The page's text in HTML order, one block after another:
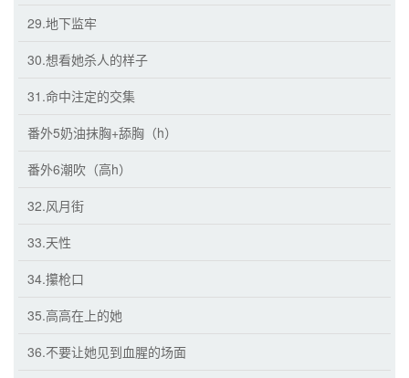
29.地下监牢
30.想看她杀人的样子
31.命中注定的交集
番外5奶油抹胸+舔胸（h）
番外6潮吹（高h）
32.风月街
33.天性
34.攥枪口
35.高高在上的她
36.不要让她见到血腥的场面